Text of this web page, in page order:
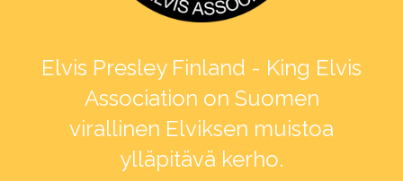
Elvis Presley Finland - King Elvis
Association on Suomen
virallinen Elviksen muistoa
ylläpitävä kerho.